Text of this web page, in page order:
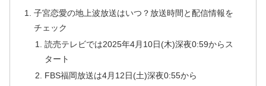
子宮恋愛の地上波放送はいつ？放送時間と配信情報を
チェック
読売テレビでは2025年4月10日(木)深夜0:59からス
タート
FBS福岡放送は4月12日(土)深夜0:55から